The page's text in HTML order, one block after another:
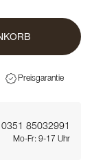
Preisgarantie
0351 85032991
Mo-Fr: 9-17 Uhr